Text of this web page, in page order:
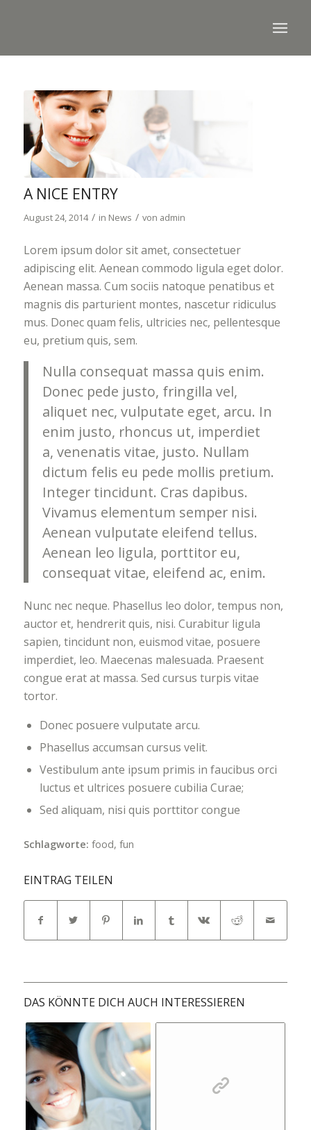
A NICE ENTRY
August 24, 2014 / in News / von admin
Lorem ipsum dolor sit amet, consectetuer
adipiscing elit. Aenean commodo ligula eget dolor.
Aenean massa. Cum sociis natoque penatibus et
magnis dis parturient montes, nascetur ridiculus
mus. Donec quam felis, ultricies nec, pellentesque
eu, pretium quis, sem.
Nulla consequat massa quis enim.
Donec pede justo, fringilla vel,
aliquet nec, vulputate eget, arcu. In
enim justo, rhoncus ut, imperdiet
a, venenatis vitae, justo. Nullam
dictum felis eu pede mollis pretium.
Integer tincidunt. Cras dapibus.
Vivamus elementum semper nisi.
Aenean vulputate eleifend tellus.
Aenean leo ligula, porttitor eu,
consequat vitae, eleifend ac, enim.
Nunc nec neque. Phasellus leo dolor, tempus non,
auctor et, hendrerit quis, nisi. Curabitur ligula
sapien, tincidunt non, euismod vitae, posuere
imperdiet, leo. Maecenas malesuada. Praesent
congue erat at massa. Sed cursus turpis vitae
tortor.
Donec posuere vulputate arcu.
Phasellus accumsan cursus velit.
Vestibulum ante ipsum primis in faucibus orci
luctus et ultrices posuere cubilia Curae;
Sed aliquam, nisi quis porttitor congue
Schlagworte: food, fun
EINTRAG TEILEN
DAS KÖNNTE DICH AUCH INTERESSIEREN